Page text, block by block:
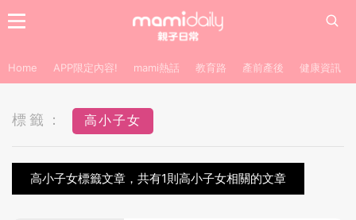
Home APP限定內容! mami熱話 教育路 產前產後 健康資訊
標籤： 高小子女
高小子女標籤文章，共有1則高小子女相關的文章